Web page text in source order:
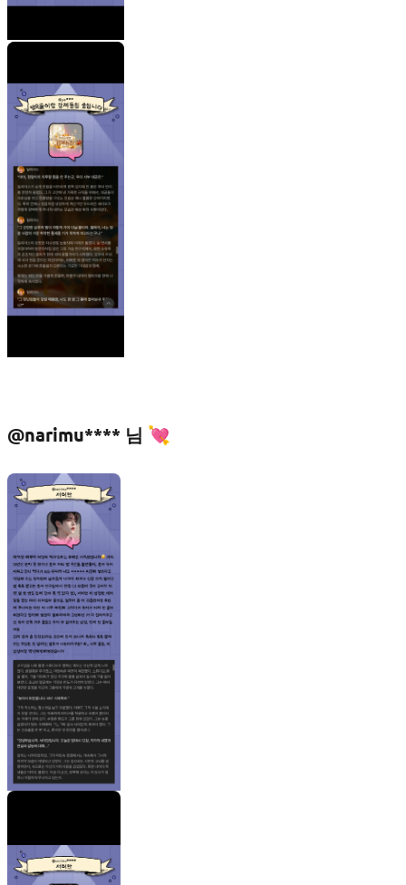
@narimu**** 님 💘